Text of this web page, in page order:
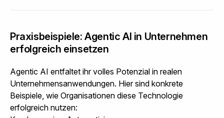
Praxisbeispiele: Agentic AI in Unternehmen
erfolgreich einsetzen
Agentic AI entfaltet ihr volles Potenzial in realen
Unternehmensanwendungen. Hier sind konkrete
Beispiele, wie Organisationen diese Technologie
erfolgreich nutzen: